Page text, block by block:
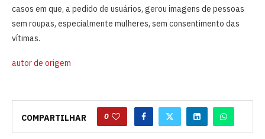
casos em que, a pedido de usuários, gerou imagens de pessoas
sem roupas, especialmente mulheres, sem consentimento das
vítimas.
autor de origem
COMPARTILHAR 0